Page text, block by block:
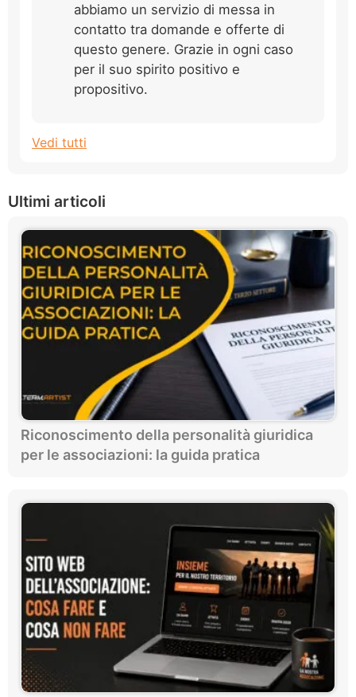
abbiamo un servizio di messa in
contatto tra domande e offerte di
questo genere. Grazie in ogni caso
per il suo spirito positivo e
propositivo.
Vedi tutti
Ultimi articoli
Riconoscimento della personalità giuridica
per le associazioni: la guida pratica